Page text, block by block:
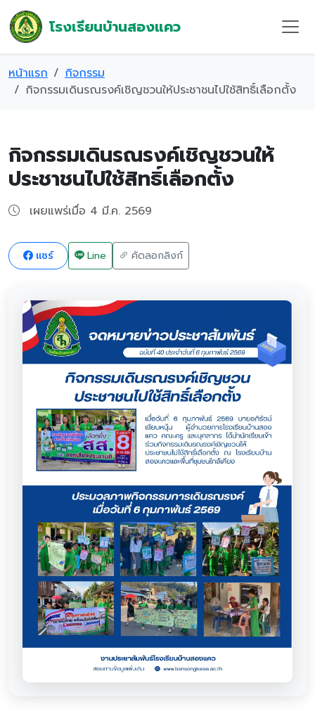
โรงเรียนบ้านสองแคว
หน้าแรก
กิจกรรม
กิจกรรมเดินรณรงค์เชิญชวนให้ประชาชนไปใช้สิทธิ์เลือกตั้ง
กิจกรรมเดินรณรงค์เชิญชวนให้
ประชาชนไปใช้สิทธิ์เลือกตั้ง
เผยแพร่เมื่อ 4 มี.ค. 2569
แชร์ Line คัดลอกลิงก์